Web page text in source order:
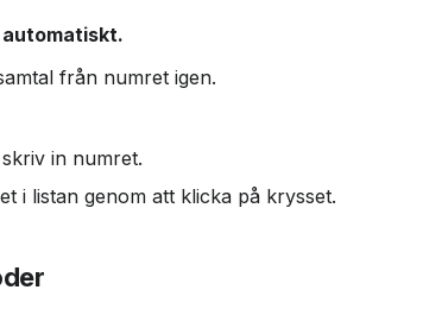
från numret igen.
in numret.
i listan genom att klicka på krysset.